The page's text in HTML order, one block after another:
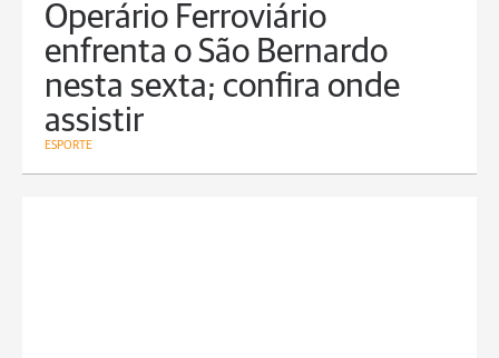
Operário Ferroviário
enfrenta o São Bernardo
nesta sexta; confira onde
assistir
ESPORTE